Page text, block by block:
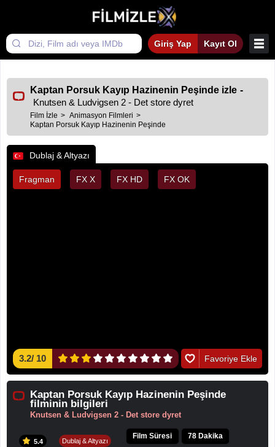
Giriş Yap Kayıt Ol
Kaptan Porsuk Kayıp Hazinenin Peşinde izle -
Knutsen & Ludvigsen 2 - Det store dyret
Film İzle
Animasyon Filmleri
Kaptan Porsuk Kayıp Hazinenin Peşinde
Dublaj & Altyazı
Fragman FX X FX HD FX OK
3.2/ 10 Favoriye Ekle
Kaptan Porsuk Kayıp Hazinenin Peşinde
filminin bilgileri
Knutsen & Ludvigsen 2 - Det store dyret
5.4 Dublaj & Altyazı
Film Süresi 78 Dakika